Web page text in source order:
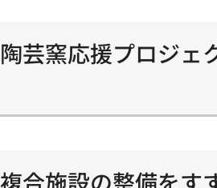
芸窯応援プロジ